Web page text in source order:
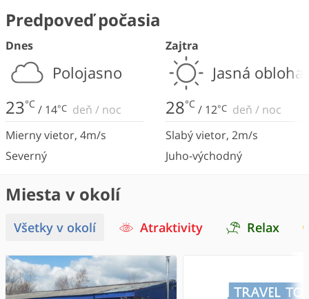
Predpoveď počasia
Dnes
Polojasno
23°C / 14°C deň / noc
Mierny vietor, 4m/s
Severný
Zajtra
Jasná obloha
28°C / 12°C deň / noc
Slabý vietor, 2m/s
Juho-východný
Miesta v okolí
Všetky v okolí Atraktivity Relax